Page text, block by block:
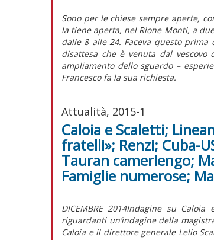
Sono per le chiese sempre aperte,
la tiene aperta, nel Rione Monti, a
dalle 8 alle 24. Faceva questo prima
disattesa che è venuta dal
ampliamento dello sguardo –
Francesco fa la sua richiesta.
Attualità, 2015-1
Caloia e Scaletti;
fratelli»; Renzi; Cuba-
Tauran camerlengo;
Famiglie numerose;
DICEMBRE 2014Indagine su
riguardanti un’indagine della
Caloia e il direttore generale Lelio